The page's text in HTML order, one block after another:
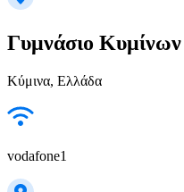
Γυμνάσιο Κυμίνων
Κύμινα, Ελλάδα
vodafone1